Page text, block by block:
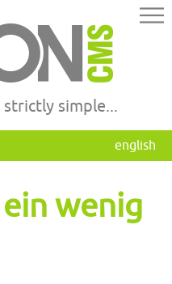
simple...
english
wenig